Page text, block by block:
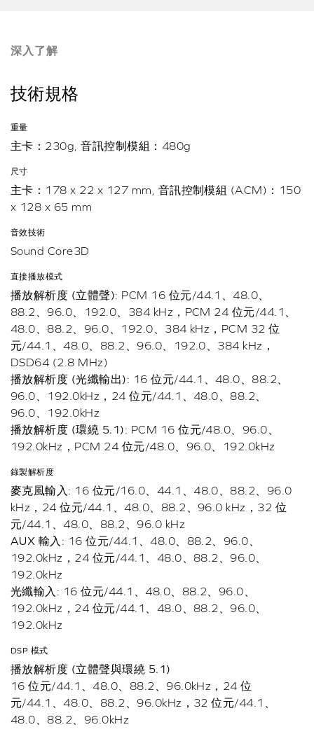
深入了解
技術規格
重量
主卡：230g, 音訊控制模組：480g
尺寸
主卡：178 x 22 x 127 mm, 音訊控制模組 (ACM)：150
x 128 x 65 mm
音效技術
Sound Core3D
直接播放模式
播放解析度 (立體聲): PCM 16 位元/44.1、48.0、
88.2、96.0、192.0、384 kHz，PCM 24 位元/44.1、
48.0、88.2、96.0、192.0、384 kHz，PCM 32 位
元/44.1、48.0、88.2、96.0、192.0、384 kHz，
DSD64 (2.8 MHz)
播放解析度 (光纖輸出): 16 位元/44.1、48.0、88.2、
96.0、192.0kHz，24 位元/44.1、48.0、88.2、
96.0、192.0kHz
播放解析度 (環繞 5.1): PCM 16 位元/48.0、96.0、
192.0kHz，PCM 24 位元/48.0、96.0、192.0kHz
錄製解析度
麥克風輸入 : 16 位元/16.0、44.1、48.0、88.2、96.0
kHz，24 位元/44.1、48.0、88.2、96.0 kHz，32 位
元/44.1、48.0、88.2、96.0 kHz
AUX 輸入 : 16 位元/44.1、48.0、88.2、96.0、
192.0kHz，24 位元/44.1、48.0、88.2、96.0、
192.0kHz
光纖輸入 : 16 位元/44.1、48.0、88.2、96.0、
192.0kHz，24 位元/44.1、48.0、88.2、96.0、
192.0kHz
DSP 模式
播放解析度 (立體聲與環繞 5.1)
16 位元/44.1、48.0、88.2、96.0kHz，24 位
元/44.1、48.0、88.2、96.0kHz，32 位元/44.1、
48.0、88.2、96.0kHz